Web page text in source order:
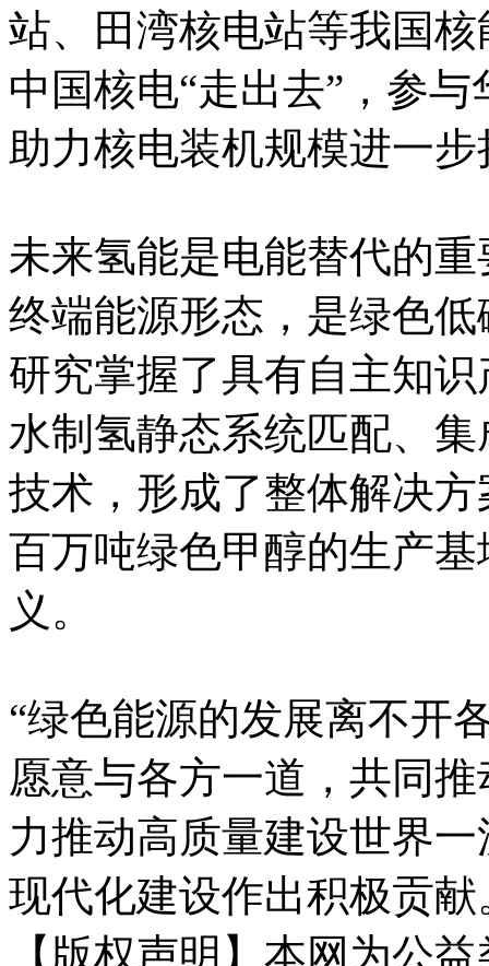
站、田湾核电站等我国
中国核电“走出去”，参
助力核电装机规模进一
未来氢能是电能替代的
终端能源形态，是绿色
研究掌握了具有自主知
水制氢静态系统匹配、
技术，形成了整体解决
百万吨绿色甲醇的生产
义。
“绿色能源的发展离不开
愿意与各方一道，共同
力推动高质量建设世界
现代化建设作出积极贡献
【版权声明】本网为公